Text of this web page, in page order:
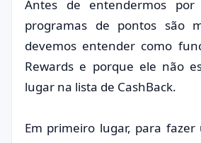
Antes de entendermos
programas de pontos são
devemos entender como
Rewards e porque ele não
lugar na lista de CashBack.
Em primeiro lugar, para fazer